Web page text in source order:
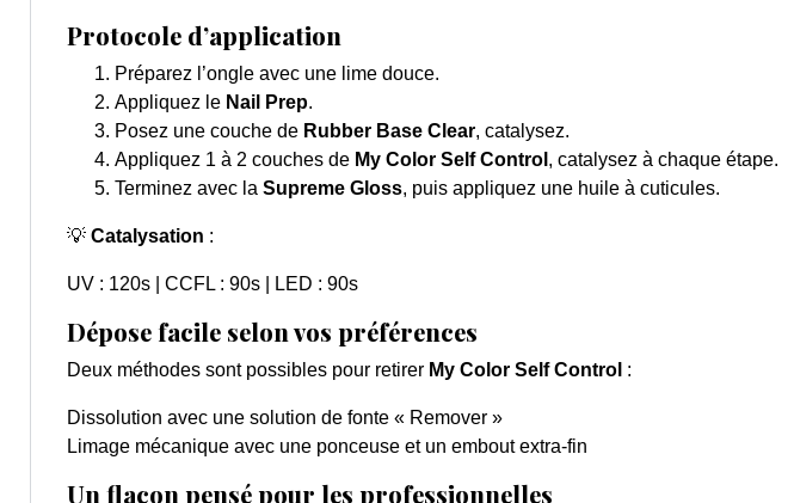
Protocole d’application
Préparez l’ongle avec une lime douce.
Appliquez le Nail Prep.
Posez une couche de Rubber Base Clear, catalysez.
Appliquez 1 à 2 couches de My Color Self Control , catalysez à chaque étape.
Terminez avec la Supreme Gloss, puis appliquez une huile à cuticules.
💡 Catalysation :
UV : 120s | CCFL : 90s | LED : 90s
Dépose facile selon vos préférences
Deux méthodes sont possibles pour retirer My Color Self Control :
Dissolution avec une solution de fonte « Remover »
Limage mécanique avec une ponceuse et un embout extra-fin
Un flacon pensé pour les professionnelles